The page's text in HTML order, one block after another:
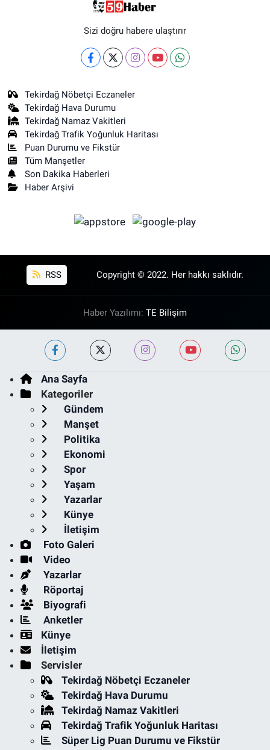
Sizi doğru habere ulaştırır
Tekirdağ Nöbetçi Eczaneler
Tekirdağ Hava Durumu
Tekirdağ Namaz Vakitleri
Tekirdağ Trafik Yoğunluk Haritası
Puan Durumu ve Fikstür
Tüm Manşetler
Son Dakika Haberleri
Haber Arşivi
RSS Copyright © 2022. Her hakkı saklıdır.
Haber Yazılımı: TE Bilişim
Ana Sayfa
Kategoriler
Gündem
Manşet
Politika
Ekonomi
Spor
Yaşam
Yazarlar
Künye
İletişim
Foto Galeri
Video
Yazarlar
Röportaj
Biyografi
Anketler
Künye
İletişim
Servisler
Tekirdağ Nöbetçi Eczaneler
Tekirdağ Hava Durumu
Tekirdağ Namaz Vakitleri
Tekirdağ Trafik Yoğunluk Haritası
Süper Lig Puan Durumu ve Fikstür